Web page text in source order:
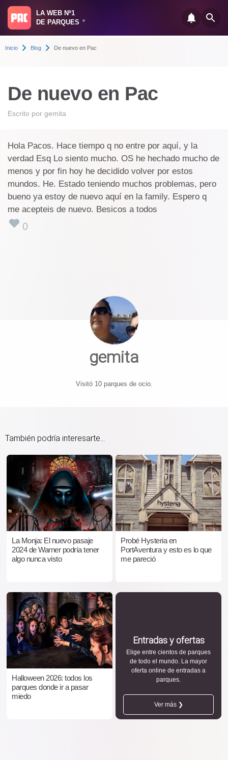
LA WEB Nº1
DE PARQUES
®
Inicio Blog De nuevo en Pac
De nuevo en Pac
Escrito por gemita
Hola Pacos. Hace tiempo q no entre por aquí, y la
verdad Esq Lo siento mucho. OS he hechado mucho de
menos y por fin hoy he decidido volver por estos
mundos. He. Estado teniendo muchos problemas, pero
bueno ya estoy de nuevo aquí en la family. Espero q
me acepteis de nuevo. Besicos a todos
0
gemita
Visitó 10 parques de ocio.
También podría interesarte...
La Monja: El nuevo pasaje
2024 de Warner podría tener
algo nunca visto
Probé Hysteria en
PortAventura y esto es lo que
me pareció
Halloween 2026: todos los
parques donde ir a pasar
miedo
Entradas y ofertas
Elige entre cientos de parques
de todo el mundo. La mayor
oferta online de entradas a
parques.
Ver más ❯